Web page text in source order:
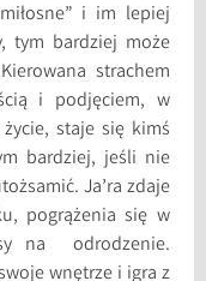
i im lepiej
tym bardziej może
strachem
i podjęciem, w
staje się kimś
bardziej, jeśli nie
Ja’ra zdaje
pogrążenia się w
na odrodzenie.
wnętrze i igra z